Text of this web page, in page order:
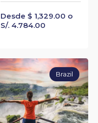
Desde $ 1,329.00 o
S/. 4.784.00
Brazil